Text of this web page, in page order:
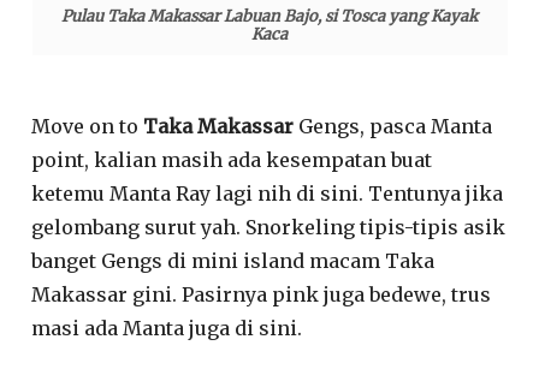
Pulau Taka Makassar Labuan Bajo, si Tosca yang Kayak
Kaca
Move on to Taka Makassar Gengs, pasca Manta
point, kalian masih ada kesempatan buat
ketemu Manta Ray lagi nih di sini. Tentunya jika
gelombang surut yah. Snorkeling tipis-tipis asik
banget Gengs di mini island macam Taka
Makassar gini. Pasirnya pink juga bedewe, trus
masi ada Manta juga di sini.